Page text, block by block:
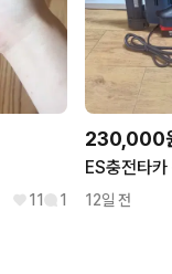
11 1
230,000
12일 전